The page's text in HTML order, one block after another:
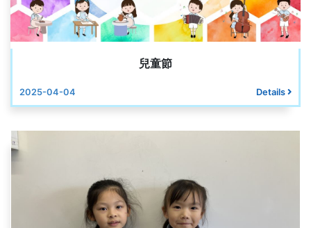
兒童節
2025-04-04 Details